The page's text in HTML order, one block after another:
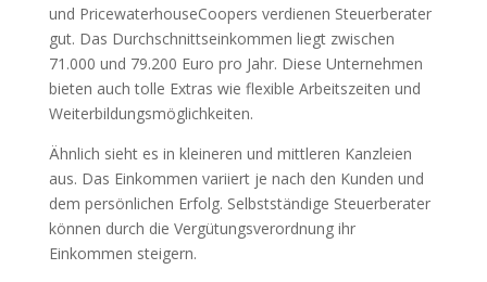
und PricewaterhouseCoopers verdienen Steuerberater
gut. Das Durchschnittseinkommen liegt zwischen
71.000 und 79.200 Euro pro Jahr. Diese Unternehmen
bieten auch tolle Extras wie flexible Arbeitszeiten und
Weiterbildungsmöglichkeiten.
Ähnlich sieht es in kleineren und mittleren Kanzleien
aus. Das Einkommen variiert je nach den Kunden und
dem persönlichen Erfolg. Selbstständige Steuerberater
können durch die Vergütungsverordnung ihr
Einkommen steigern.